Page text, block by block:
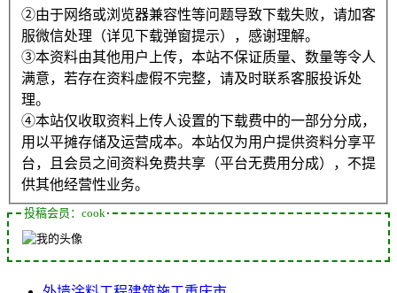
②由于网络或浏览器兼容性等问题导致下载失败，请加客
服微信处理（详见下载弹窗提示），感谢理解。
③本资料由其他用户上传，本站不保证质量、数量等令人
满意，若存在资料虚假不完整，请及时联系客服投诉处
理。
④本站仅收取资料上传人设置的下载费中的一部分分成，
用以平摊存储及运营成本。本站仅为用户提供资料分享平
台，且会员之间资料免费共享（平台无费用分成），不提
供其他经营性业务。
投稿会员：cook